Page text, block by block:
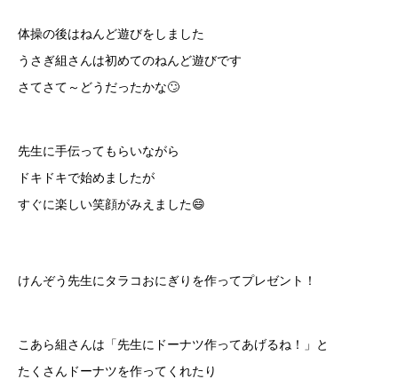
体操の後はねんど遊びをしました
うさぎ組さんは初めてのねんど遊びです
さてさて～どうだったかな🙄
先生に手伝ってもらいながら
ドキドキで始めましたが
すぐに楽しい笑顔がみえました😄
けんぞう先生にタラコおにぎりを作ってプレゼント！
こあら組さんは「先生にドーナツ作ってあげるね！」と
たくさんドーナツを作ってくれたり